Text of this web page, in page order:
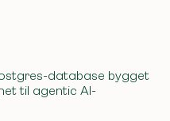
database bygget
til agentic AI-